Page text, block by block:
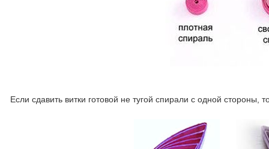
Если сдавить витки готовой не тугой спирали с одной